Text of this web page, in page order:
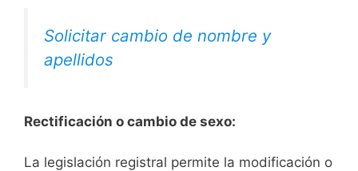
Solicitar cambio de nombre y
apellidos
Rectificación o cambio de sexo:
La legislación registral permite la modificación o